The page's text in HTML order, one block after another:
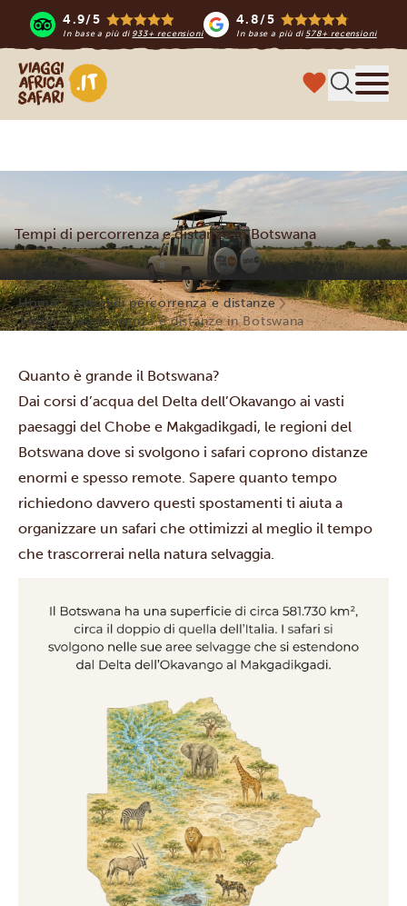
4.9/5
In base a più di 933+ recensioni
4.8/5
In base a più di578+ recensioni
Viaggi Africa Safari
Tempi di percorrenza e distanze in Botswana
Home
Tempi di percorrenza e distanze
Tempi di percorrenza e distanze in Botswana
Quanto è grande il Botswana?
Dai corsi d’acqua del Delta dell’Okavango ai vasti
paesaggi del Chobe e Makgadikgadi, le regioni del
Botswana dove si svolgono i safari coprono distanze
enormi e spesso remote. Sapere quanto tempo
richiedono davvero questi spostamenti ti aiuta a
organizzare un safari che ottimizzi al meglio il tempo
che trascorrerai nella natura selvaggia.